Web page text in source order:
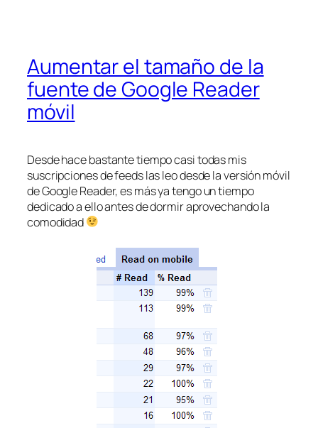
Aumentar el tamaño de la
fuente de Google Reader
móvil
Desde hace bastante tiempo casi todas mis
suscripciones de feeds las leo desde la versión móvil
de Google Reader, es más ya tengo un tiempo
dedicado a ello antes de dormir aprovechando la
comodidad